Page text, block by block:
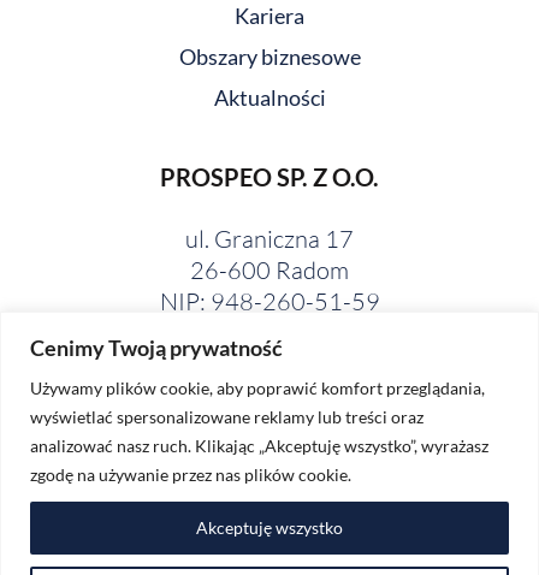
Cenimy Twoją prywatność
Używamy plików cookie, aby poprawić komfort przeglądania,
wyświetlać spersonalizowane reklamy lub treści oraz
analizować nasz ruch. Klikając „Akceptuję wszystko”, wyrażasz
zgodę na używanie przez nas plików cookie.
Akceptuję wszystko
PROSPEO SP. Z O.O.
ul. Graniczna 17
26-600 Radom
NIP: 948-260-51-59
Kariera
Obszary biznesowe
Aktualności
Polityka prywatności Regulamin